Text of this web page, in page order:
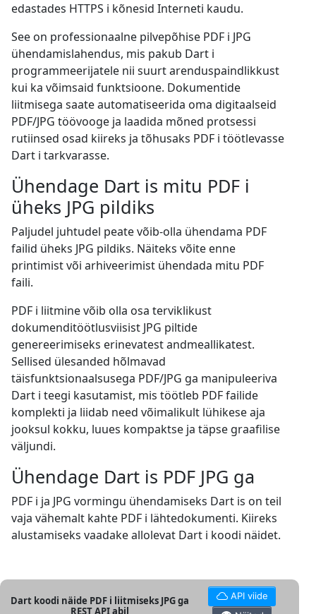
edastades HTTPS i kõnesid Interneti kaudu.
See on professionaalne pilvepõhise PDF i JPG
ühendamislahendus, mis pakub Dart i
programmeerijatele nii suurt arenduspaindlikkust
kui ka võimsaid funktsioone. Dokumentide
liitmisega saate automatiseerida oma digitaalseid
PDF/JPG töövooge ja laadida mõned protsessi
rutiinsed osad kiireks ja tõhusaks PDF i töötlevasse
Dart i tarkvarasse.
Ühendage Dart is mitu PDF i
üheks JPG pildiks
Paljudel juhtudel peate võib-olla ühendama PDF
failid üheks JPG pildiks. Näiteks võite enne
printimist või arhiveerimist ühendada mitu PDF
faili.
PDF i liitmine võib olla osa terviklikust
dokumenditöötlusviisist JPG piltide
genereerimiseks erinevatest andmeallikatest.
Sellised ülesanded hõlmavad
täisfunktsionaalsusega PDF/JPG ga manipuleeriva
Dart i teegi kasutamist, mis töötleb PDF failide
komplekti ja liidab need võimalikult lühikese aja
jooksul kokku, luues kompaktse ja täpse graafilise
väljundi.
Ühendage Dart is PDF JPG ga
PDF i ja JPG vormingu ühendamiseks Dart is on teil
vaja vähemalt kahte PDF i lähtedokumenti. Kiireks
alustamiseks vaadake allolevat Dart i koodi näidet.
Dart koodi näide PDF i liitmiseks JPG ga
API viide